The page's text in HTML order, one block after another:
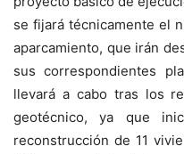
se fijará técnicamente el
aparcamiento, que irán
sus correspondientes
llevará a cabo tras los
geotécnico, ya que
reconstrucción de 11